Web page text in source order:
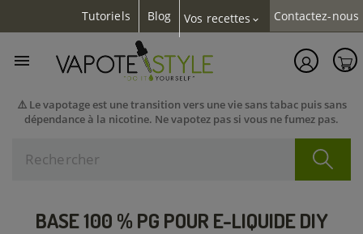
Tutoriels Blog Vos recettes expand_more Contactez-nous
⚠️ Le vapotage est une transition vers une vie sans tabac puis sans
dépendance à la nicotine. Ne vapotez pas si vous ne fumez pas.

BASE 100 % PG POUR E-LIQUIDE DIY